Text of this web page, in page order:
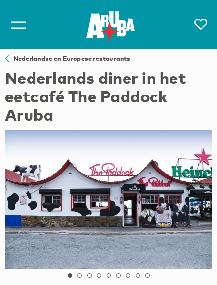
Nederlandse en Europese restaurants
Nederlands diner in het
eetcafé The Paddock
Aruba